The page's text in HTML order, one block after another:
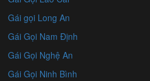
Gái gọi Long An
Gái Gọi Nam Định
Gái Gọi Nghệ An
Gái Gọi Ninh Bình